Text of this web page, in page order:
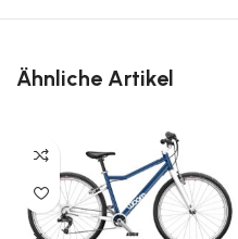
Ähnliche Artikel